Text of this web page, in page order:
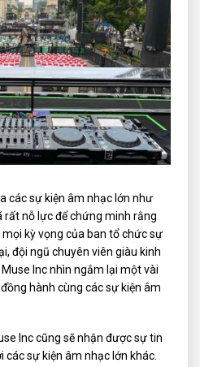
các sự kiện âm nhạc lớn như
rất nỗ lực để chứng minh rằng
kỳ vọng của ban tổ chức sự
đội ngũ chuyên viên giàu kinh
Inc nhìn ngắm lại một vài
hành cùng các sự kiện âm
Inc cũng sẽ nhận được sự tin
sự kiện âm nhạc lớn khác.